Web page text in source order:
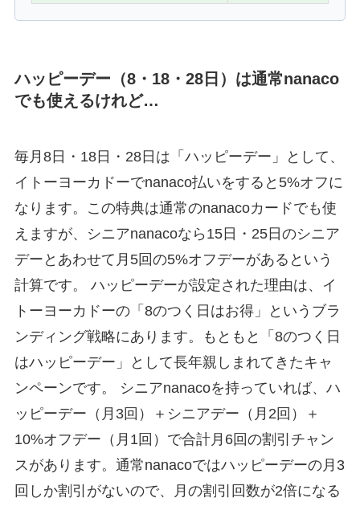
ハッピーデー（8・18・28日）は通常nanaco
でも使えるけれど…
毎月8日・18日・28日は「ハッピーデー」として、
イトーヨーカドーでnanaco払いをすると5%オフに
なります。この特典は通常のnanacoカードでも使
えますが、シニアnanacoなら15日・25日のシニア
デーとあわせて月5回の5%オフデーがあるという
計算です。 ハッピーデーが設定された理由は、イ
トーヨーカドーの「8のつく日はお得」というブラ
ンディング戦略にあります。もともと「8のつく日
はハッピーデー」として長年親しまれてきたキャ
ンペーンです。 シニアnanacoを持っていれば、ハ
ッピーデー（月3回）＋シニアデー（月2回）＋
10%オフデー（月1回）で合計月6回の割引チャン
スがあります。通常nanacoではハッピーデーの月3
回しか割引がないので、月の割引回数が2倍になる